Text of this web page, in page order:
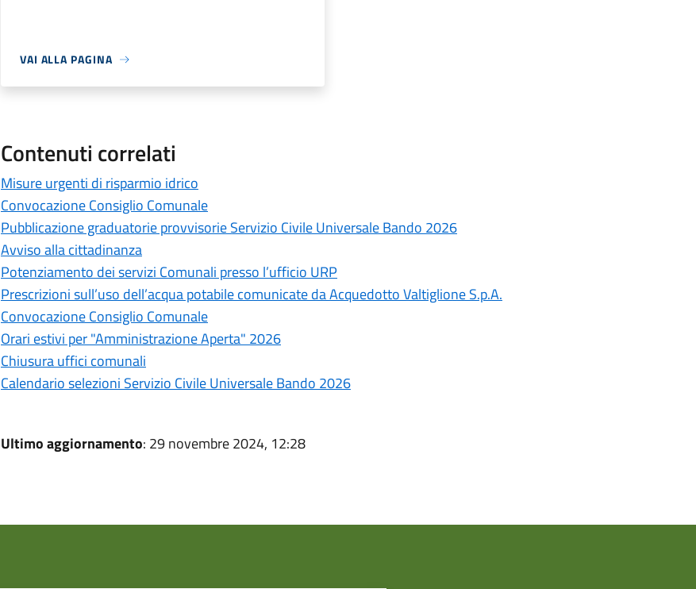
VAI ALLA PAGINA
Contenuti correlati
Misure urgenti di risparmio idrico
Convocazione Consiglio Comunale
Pubblicazione graduatorie provvisorie Servizio Civile Universale Bando 2026
Avviso alla cittadinanza
Potenziamento dei servizi Comunali presso l’ufficio URP
Prescrizioni sull’uso dell’acqua potabile comunicate da Acquedotto Valtiglione S.p.A.
Convocazione Consiglio Comunale
Orari estivi per "Amministrazione Aperta" 2026
Chiusura uffici comunali
Calendario selezioni Servizio Civile Universale Bando 2026
Ultimo aggiornamento: 29 novembre 2024, 12:28